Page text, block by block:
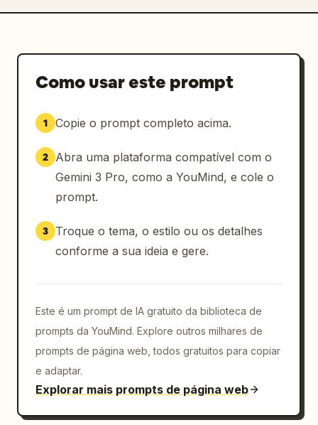
Como usar este prompt
1 Copie o prompt completo acima.
2
Abra uma plataforma compatível com o
Gemini 3 Pro, como a YouMind, e cole o
prompt.
3
Troque o tema, o estilo ou os detalhes
conforme a sua ideia e gere.
Este é um prompt de IA gratuito da biblioteca de
prompts da YouMind. Explore outros milhares de
prompts de página web, todos gratuitos para copiar
e adaptar.
Explorar mais prompts de página web